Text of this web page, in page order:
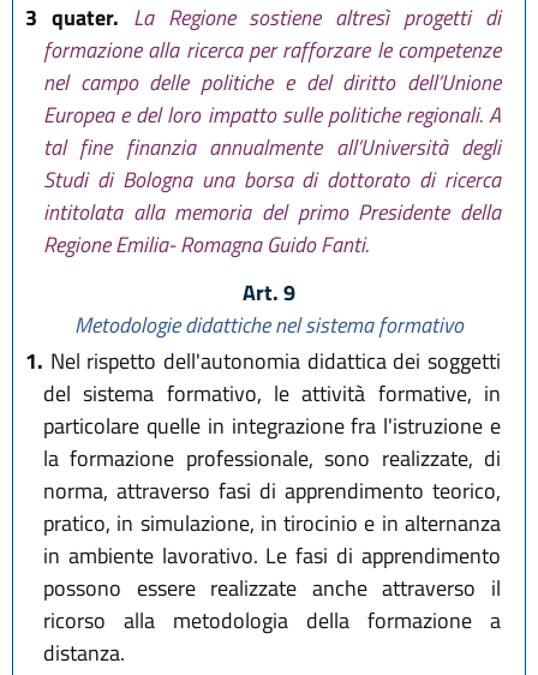
3 quater. La Regione sostiene altresì progetti di
formazione alla ricerca per rafforzare le competenze
nel campo delle politiche e del diritto dell’Unione
Europea e del loro impatto sulle politiche regionali. A
tal fine finanzia annualmente all’Università degli
Studi di Bologna una borsa di dottorato di ricerca
intitolata alla memoria del primo Presidente della
Regione Emilia- Romagna Guido Fanti.
Art. 9
Metodologie didattiche nel sistema formativo
1. Nel rispetto dell'autonomia didattica dei soggetti
del sistema formativo, le attività formative, in
particolare quelle in integrazione fra l'istruzione e
la formazione professionale, sono realizzate, di
norma, attraverso fasi di apprendimento teorico,
pratico, in simulazione, in tirocinio e in alternanza
in ambiente lavorativo. Le fasi di apprendimento
possono essere realizzate anche attraverso il
ricorso alla metodologia della formazione a
distanza.